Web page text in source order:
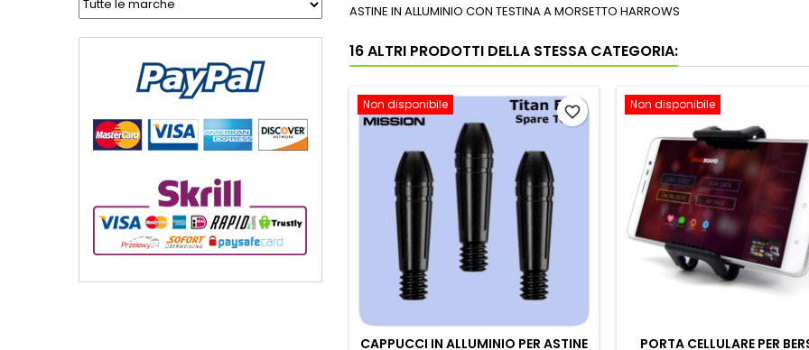
ASTINE IN ALLUMINIO CON TESTINA A MORSETTO HARROWS
16 ALTRI PRODOTTI DELLA STESSA CATEGORIA:
Non disponibile
CAPPUCCI IN ALLUMINIO PER ASTINE
favorite_border Non disponibile
PORTA CELLULARE PER